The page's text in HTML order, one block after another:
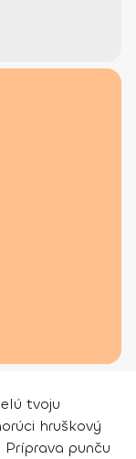
tvoju
hruškový
punču